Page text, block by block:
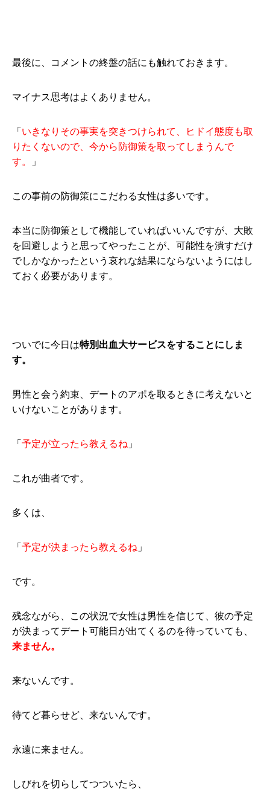
最後に、コメントの終盤の話にも触れておきます。
マイナス思考はよくありません。
「 いきなりその事実を突きつけられて、ヒドイ態度も取
りたくないので、今から防御策を取ってしまうんで
す。
」
この事前の防御策にこだわる女性は多いです。
本当に防御策として機能していればいいんですが、大敗
を回避しようと思ってやったことが、可能性を潰すだけ
でしかなかったという哀れな結果にならないようにはし
ておく必要があります。
ついでに今日は特別出血大サービスをすることにしま
す。
男性と会う約束、デートのアポを取るときに考えないと
いけないことがあります。
「 予定が立ったら教えるね 」
これが曲者です。
多くは、
「 予定が決まったら教えるね 」
です。
残念ながら、この状況で女性は男性を信じて、彼の予定
が決まってデート可能日が出てくるのを待っていても、
来ません。
来ないんです。
待てど暮らせど、来ないんです。
永遠に来ません。
しびれを切らしてつついたら、